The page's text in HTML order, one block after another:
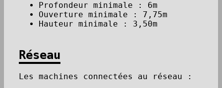
Profondeur minimale : 6m
Ouverture minimale : 7,75m
Hauteur minimale : 3,50m
Réseau
Les machines connectées au réseau :